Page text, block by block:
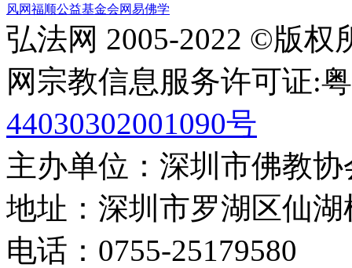
风网福顺公益基金会网易佛学
弘法网 2005-2022 ©版权
网宗教信息服务许可证:
44030302001090号
主办单位：深圳市佛教
地址：深圳市罗湖区仙
电话：0755-25179580